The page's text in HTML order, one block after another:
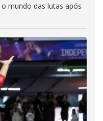
mundo das lutas após